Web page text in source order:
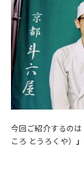
今回ご紹介するのは
ころ とうろくや）
」